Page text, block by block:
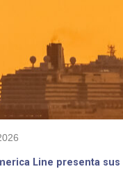
Line presenta sus